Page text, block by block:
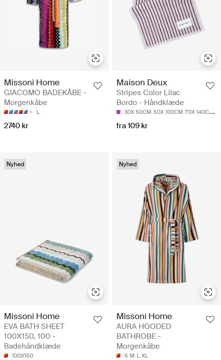
Missoni Home
GIACOMO BADEKÅBE -
Morgenkåbe
L
2740 kr
Maison Deux
Stripes Color Lilac
Bordo - Håndklæde
30X 50CM 50X 100CM 70X 140CM
fra 109 kr
Nyhed
Missoni Home
EVA BATH SHEET
100X150, 100 -
Badehåndklæde
100X150
Nyhed
Missoni Home
AURA HOODED
BATHROBE -
Morgenkåbe
S M L XL